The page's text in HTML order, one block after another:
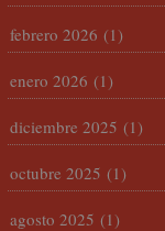
febrero 2026 (1)
enero 2026 (1)
diciembre 2025 (1)
octubre 2025 (1)
agosto 2025 (1)